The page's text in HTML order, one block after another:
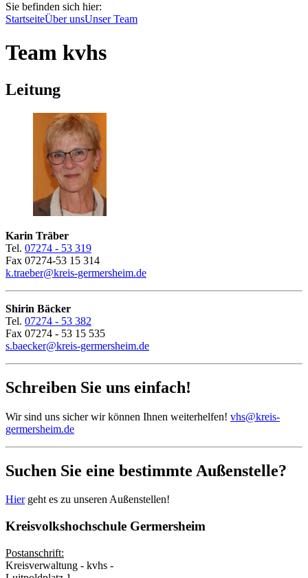
Sie befinden sich hier:
StartseiteÜber unsUnser Team
Team kvhs
Leitung
Karin Träber
Tel. 07274 - 53 319
Fax 07274-53 15 314
k.traeber@kreis-germersheim.de
Shirin Bäcker
Tel. 07274 - 53 382
Fax 07274 - 53 15 535
s.baecker@kreis-germersheim.de
Schreiben Sie uns einfach!
Wir sind uns sicher wir können Ihnen weiterhelfen! vhs@kreis-
germersheim.de
Suchen Sie eine bestimmte Außenstelle?
Hiergeht es zu unseren Außenstellen!
Kreisvolkshochschule Germersheim
Postanschrift:
Kreisverwaltung - kvhs -